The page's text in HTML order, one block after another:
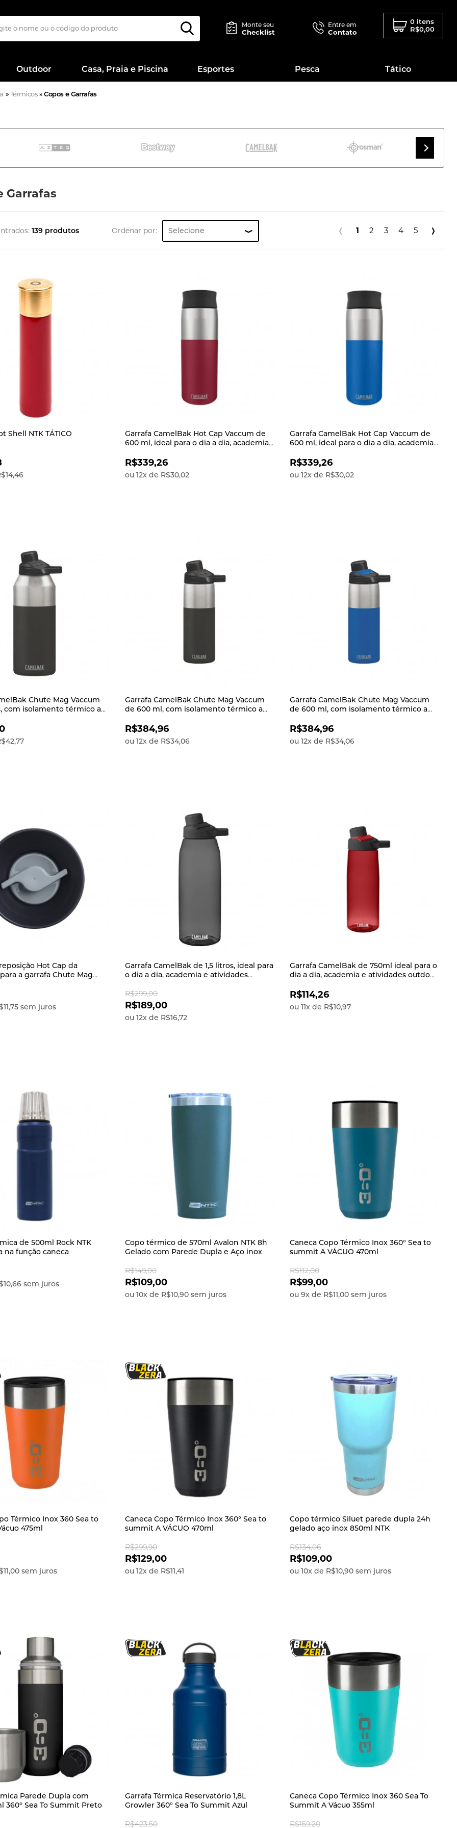
Monte seu
Checklist
Entre em
Contato
0 itens
R$0,00
Outdoor Casa, Praia e Piscina Esportes Pesca Tático
»Térmicos » Copos e Garrafas
Garrafas
139 produtos Ordenar por: 1 2 3 4 5
Shell NTK TÁTICO
Garrafa CamelBak Hot Cap Vaccum de
600 ml, ideal para o dia a dia, academia
térmico
R$339,26
ou 12x de R$30,02
Garrafa CamelBak Hot Cap Vaccum de
600 ml, ideal para o dia a dia, academia
térmico
R$339,26
ou 12x de R$30,02
Chute Mag Vaccum
com isolamento térmico a
Garrafa CamelBak Chute Mag Vaccum
de 600 ml, com isolamento térmico a
por mais t
R$384,96
ou 12x de R$34,06
Garrafa CamelBak Chute Mag Vaccum
de 600 ml, com isolamento térmico a
por mais t
R$384,96
ou 12x de R$34,06
Hot Cap da
a garrafa Chute Mag
sem juros
Garrafa CamelBak de 1,5 litros, ideal para
o dia a dia, academia e atividades
Chute Ma
R$299,00
R$189,00
ou 12x de R$16,72
Garrafa CamelBak de 750ml ideal para o
dia a dia, academia e atividades outdoor
Verm
R$114,26
ou 11x de R$10,97
de 500ml Rock NTK
na função caneca
sem juros
Copo térmico de 570ml Avalon NTK 8h
Gelado com Parede Dupla e Aço inox
R$149,00
R$109,00
ou 10x de R$10,90 sem juros
Caneca Copo Térmico Inox 360° Sea to
summit A VÁCUO 470ml
R$112,00
R$99,00
ou 9x de R$11,00 sem juros
Térmico Inox 360 Sea to
475ml
sem juros
Caneca Copo Térmico Inox 360° Sea to
summit A VÁCUO 470ml
R$299,90
R$129,00
ou 12x de R$11,41
Copo térmico Siluet parede dupla 24h
gelado aço inox 850ml NTK
R$134,06
R$109,00
ou 10x de R$10,90 sem juros
Parede Dupla com
360° Sea To Summit Preto
Garrafa Térmica Reservatório 1,8L
Growler 360° Sea To Summit Azul
R$423,50
Caneca Copo Térmico Inox 360 Sea To
Summit A Vácuo 355ml
R$159,20